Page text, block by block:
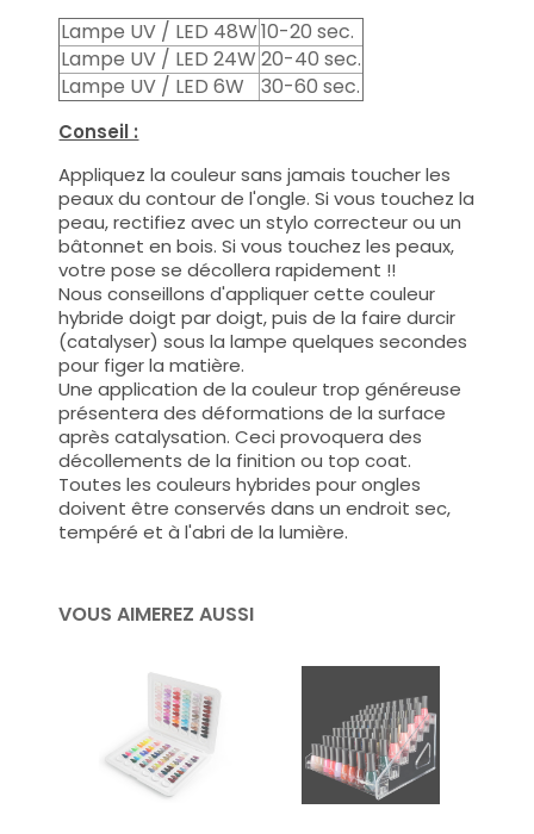
Lampe UV / LED 48W10-20 sec.
Lampe UV / LED 24W 20-40 sec.
Lampe UV / LED 6W
30-60 sec.
Conseil :
Appliquez la couleur sans jamais toucher les
peaux du contour de l'ongle. Si vous touchez la
peau, rectifiez avec un stylo correcteur ou un
bâtonnet en bois. Si vous touchez les peaux,
votre pose se décollera rapidement !!
Nous conseillons d'appliquer cette couleur
hybride doigt par doigt, puis de la faire durcir
(catalyser) sous la lampe quelques secondes
pour figer la matière.
Une application de la couleur trop généreuse
présentera des déformations de la surface
après catalysation. Ceci provoquera des
décollements de la finition ou top coat.
Toutes les couleurs hybrides pour ongles
doivent être conservés dans un endroit sec,
tempéré et à l'abri de la lumière.
VOUS AIMEREZ AUSSI